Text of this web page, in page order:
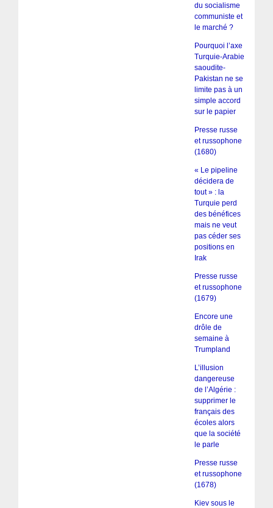
du socialisme
communiste et
le marché ?
Pourquoi l’axe
Turquie-Arabie
saoudite-
Pakistan ne se
limite pas à un
simple accord
sur le papier
Presse russe
et russophone
(1680)
« Le pipeline
décidera de
tout » : la
Turquie perd
des bénéfices
mais ne veut
pas céder ses
positions en
Irak
Presse russe
et russophone
(1679)
Encore une
drôle de
semaine à
Trumpland
L’illusion
dangereuse
de l’Algérie :
supprimer le
français des
écoles alors
que la société
le parle
Presse russe
et russophone
(1678)
Kiev sous le